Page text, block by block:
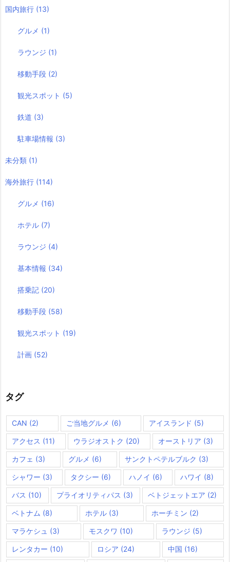
国内旅行 (13)
グルメ (1)
ラウンジ (1)
移動手段 (2)
観光スポット (5)
鉄道 (3)
駐車場情報 (3)
未分類 (1)
海外旅行 (114)
グルメ (16)
ホテル (7)
ラウンジ (4)
基本情報 (34)
搭乗記 (20)
移動手段 (58)
観光スポット (19)
計画 (52)
タグ
CAN (2) ご当地グルメ (6) アイスランド (5)
アクセス (11) ウラジオストク (20) オーストリア (3)
カフェ (3) グルメ (6) サンクトペテルブルク (3)
シャワー (3) タクシー (6) ハノイ (6) ハワイ (8)
バス (10) プライオリティパス (3) ベトジェットエア (2)
ベトナム (8) ホテル (3) ホーチミン (2)
マラケシュ (3) モスクワ (10) ラウンジ (5)
レンタカー (10) ロシア (24) 中国 (16)